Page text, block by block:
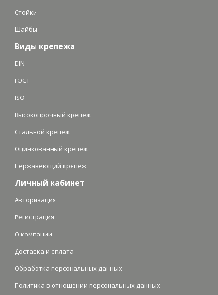
Стойки
Шайбы
Виды крепежа
DIN
ГОСТ
ISO
Высокопрочный крепеж
Стальной крепеж
Оцинкованный крепеж
Нержавеющий крепеж
Личный кабинет
Авторизация
Регистрация
О компании
Доставка и оплата
Обработка персональных данных
Политика в отношении персональных данных